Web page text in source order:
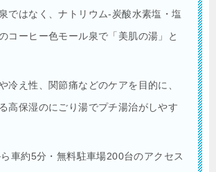
ではなく、ナトリウム‐炭酸水素塩・塩
コーヒー色モール泉で「美肌の湯」と
冷え性、関節痛などのケアを目的に、
高保湿のにごり湯でプチ湯治がしやす
車約5分・無料駐車場200台のアクセス